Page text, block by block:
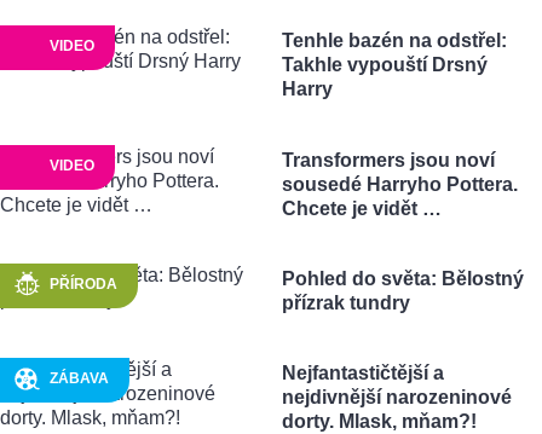
VIDEO
Tenhle bazén na odstřel:
Takhle vypouští Drsný
Harry
VIDEO
Transformers jsou noví
sousedé Harryho Pottera.
Chcete je vidět …
PŘÍRODA
Pohled do světa: Bělostný
přízrak tundry
ZÁBAVA
Nejfantastičtější a
nejdivnější narozeninové
dorty. Mlask, mňam?!